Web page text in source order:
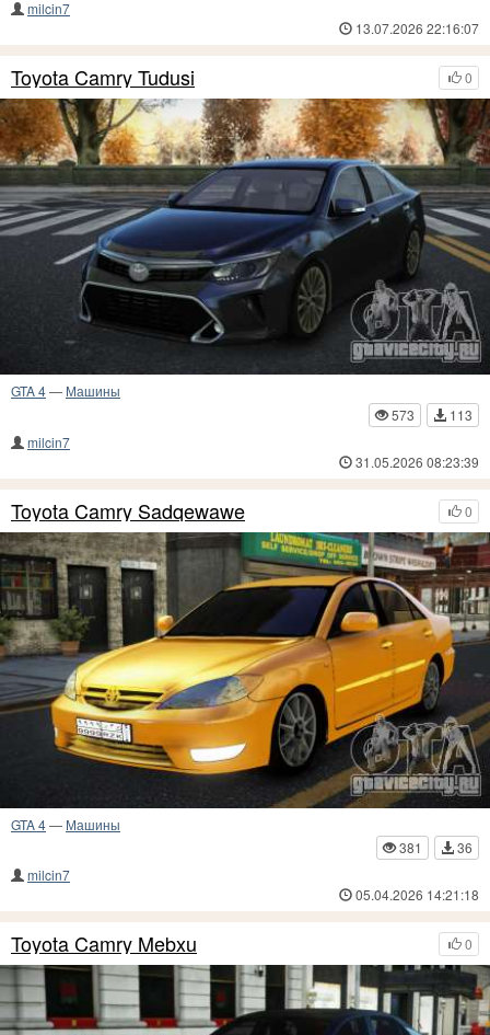
milcin7
13.07.2026 22:16:07
0
Toyota Camry Tudusi
GTA 4— Машины
573
113
milcin7
31.05.2026 08:23:39
0
Toyota Camry Sadqewawe
GTA 4— Машины
381
36
milcin7
05.04.2026 14:21:18
0
Toyota Camry Mebxu